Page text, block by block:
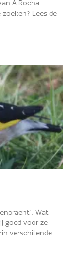
A Rocha
zoeken? Lees de
Wat
goed voor ze
verschillende